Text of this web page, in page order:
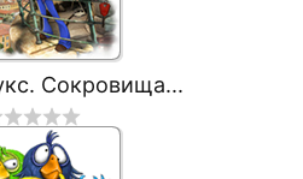
Сокровища...